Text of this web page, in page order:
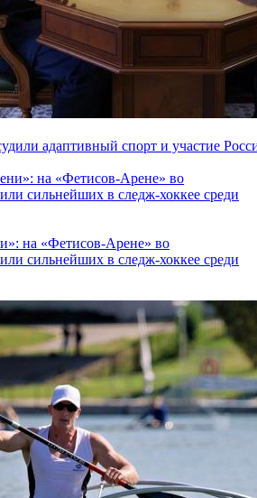
адаптивный спорт и участие
на «Фетисов-Арене» во
сильнейших в следж-хоккее среди